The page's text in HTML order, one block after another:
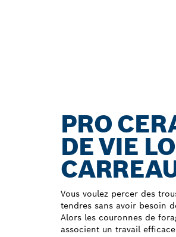
PRO
DE VIE
Vous voulez percer des
tendres sans avoir besoin
Alors les couronnes de
associent un travail